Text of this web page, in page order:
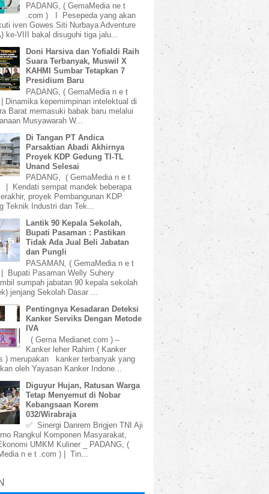
PADANG, ( GemaMedia ne t
.com ) I Pesepeda yang akan
iven Gowes Siti Nurbaya Adventure
ke-VIII bakal disuguhi tiga jalu...
Doni Harsiva dan Yofialdi Raih
Suara Terbanyak, Muswil X
KAHMI Sumbar Tetapkan 7
Presidium Baru
PADANG, ( GemaMedia n e t
Dinamika kepemimpinan intelektual di
Barat memasuki babak baru melalui
Musyawarah W...
Di Tangan PT Andica
Parsaktian Abadi Akhirnya
Proyek KDP Gedung TI-TL
Unand Selesai
PADANG, ( GemaMedia n e t
Kendati sempat mandek beberapa
proyek Pembangunan KDP
Teknik Industri dan Tek...
Lantik 90 Kepala Sekolah,
Bupati Pasaman : Pastikan
Tidak Ada Jual Beli Jabatan
dan Pungli
PASAMAN, ( GemaMedia n e t
Bupati Pasaman Welly Suhery
sumpah jabatan 90 kepala sekolah
jenjang Sekolah Dasar ...
Pentingnya Kesadaran Deteksi
Kanker Serviks Dengan Metode
IVA
( Gema Medianet.com ) –
Kanker leher Rahim ( Kanker
) merupakan kanker terbanyak yang
oleh Yayasan Kanker Indone...
Diguyur Hujan, Ratusan Warga
Tetap Menyemut di Nobar
Kebangsaan Korem
032/Wirabraja
✅ Sinergi Danrem Brigjen TNI Aji
Rangkul Komponen Masyarakat,
UMKM Kuliner _ PADANG, (
n e t .com ) | Tin...